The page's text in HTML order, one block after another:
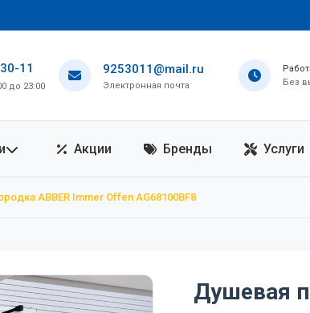
11
до 23:00
9253011@mail.ru
Электронная почта
Без
Акции Бренды Услуги
ABBER Immer Offen AG68100BF8
Душевая